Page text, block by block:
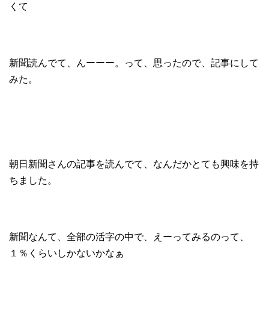
くて
新聞読んでて、んーーー。って、思ったので、記事にして
みた。
朝日新聞さんの記事を読んでて、なんだかとても興味を持
ちました。
新聞なんて、全部の活字の中で、えーってみるのって、
１％くらいしかないかなぁ